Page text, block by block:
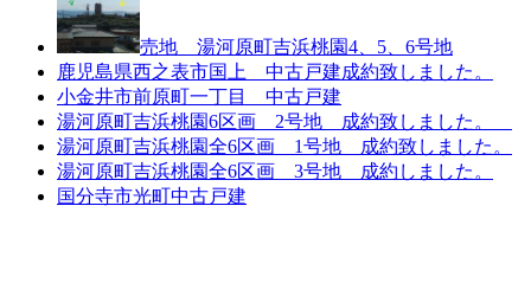
売地 湯河原町吉浜桃園4、5、6号地
鹿児島県西之表市国上 中古戸建成約致しました。
小金井市前原町一丁目 中古戸建
湯河原町吉浜桃園6区画 2号地 成約致しました。
湯河原町吉浜桃園全6区画 1号地 成約致しました。
湯河原町吉浜桃園全6区画 3号地 成約しました。
国分寺市光町中古戸建